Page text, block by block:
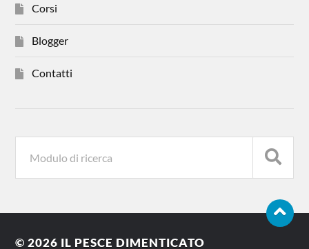
Corsi
Blogger
Contatti
© 2026 IL PESCE DIMENTICATO